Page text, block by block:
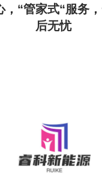
，“管家式“服务
后无忧